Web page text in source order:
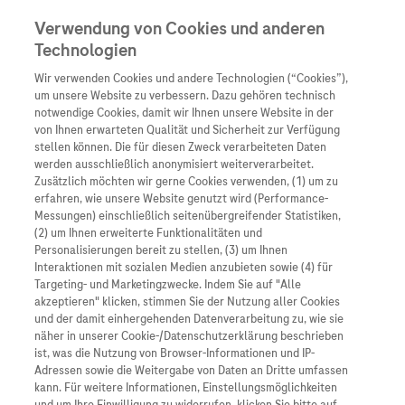
Unternehmen
Übersicht
Wer wir sind
Was uns antreibt
Unsere Standorte
Roche Stories
Events
Innovation
Übersicht
Forschung
Personalisierte
Digitalisierung
Blog Zukunftslabor
Übersicht
Unser Service für
Informationen zu
Diagnostik ist
Klinische Studien
Arzneimittel
Übersicht
Arzneimittel A-Z
Roche Pipeline
Roche Fachportal
Diagnostik
Kontakt
Presse
Karriere
CE-IVD markierter cobas SARS-CoV-2-Test auf den
cobas 6800/8800 Systemen von Roche
Verwendung von Cookies und anderen
Technologien
Wir verwenden Cookies und andere Technologien (“Cookies”),
um unsere Website zu verbessern. Dazu gehören technisch
notwendige Cookies, damit wir Ihnen unsere Website in der
von Ihnen erwarteten Qualität und Sicherheit zur Verfügung
stellen können. Die für diesen Zweck verarbeiteten Daten
werden ausschließlich anonymisiert weiterverarbeitet.
Zusätzlich möchten wir gerne Cookies verwenden, (1) um zu
erfahren, wie unsere Website genutzt wird (Performance-
Messungen) einschließlich seitenübergreifender Statistiken,
(2) um Ihnen erweiterte Funktionalitäten und
Personalisierungen bereit zu stellen, (3) um Ihnen
Interaktionen mit sozialen Medien anzubieten sowie (4) für
Targeting- und Marketingzwecke. Indem Sie auf "Alle
akzeptieren" klicken, stimmen Sie der Nutzung aller Cookies
und der damit einhergehenden Datenverarbeitung zu, wie sie
näher in unserer Cookie-/Datenschutzerklärung beschrieben
ist, was die Nutzung von Browser-Informationen und IP-
Adressen sowie die Weitergabe von Daten an Dritte umfassen
kann. Für weitere Informationen, Einstellungsmöglichkeiten